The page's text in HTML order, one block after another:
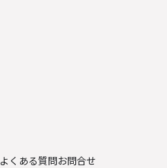
よくある質問お問合せ